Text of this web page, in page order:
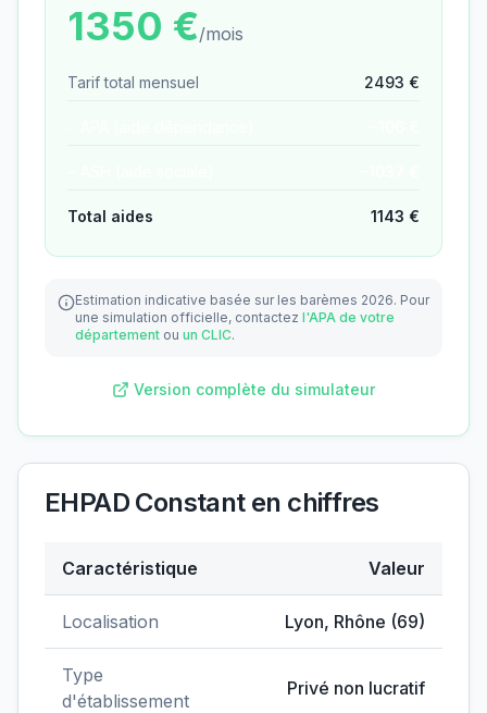
1350 €/mois
Tarif total mensuel 2493 €
Total aides 1143 €
Estimation indicative basée sur les barèmes 2026. Pour
une simulation officielle, contactez l'APA de votre
département ou un CLIC.
Version complète du simulateur
EHPAD Constanten chiffres
Caractéristique Valeur
Localisation Lyon, Rhône (69)
Type
d'établissement
Privé non lucratif